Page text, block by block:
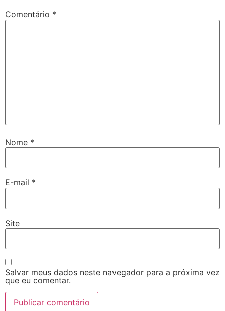
Comentário *
Nome *
E-mail *
Site
Salvar meus dados neste navegador para a próxima vez
que eu comentar.